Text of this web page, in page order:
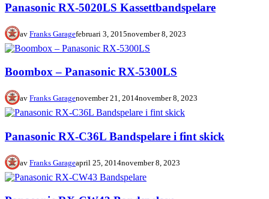
Panasonic RX-5020LS Kassettbandspelare
av Franks Garagefebruari 3, 2015november 8, 2023
Boombox – Panasonic RX-5300LS
av Franks Garagenovember 21, 2014november 8, 2023
Panasonic RX-C36L Bandspelare i fint skick
av Franks Garageapril 25, 2014november 8, 2023